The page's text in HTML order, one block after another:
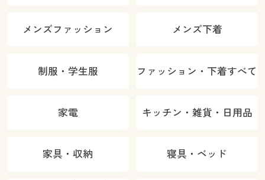
メンズファッション メンズ下着
制服・学生服 ファッション・下着すべて
家電 キッチン・雑貨・日用品
家具・収納 寝具・ベッド